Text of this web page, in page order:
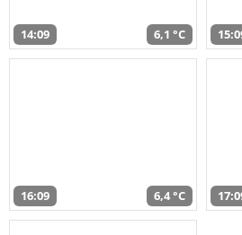
14:09 6,1 °C
16:09 6,4 °C